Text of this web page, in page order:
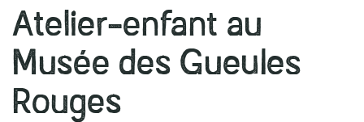
Atelier-enfant au
Musée des Gueules
Rouges